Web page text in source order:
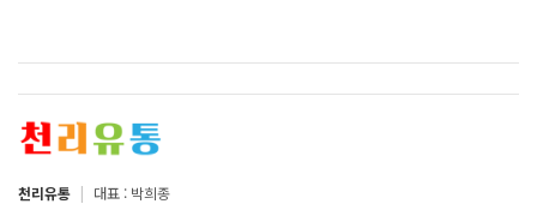
천리유통 | 대표 : 박희종